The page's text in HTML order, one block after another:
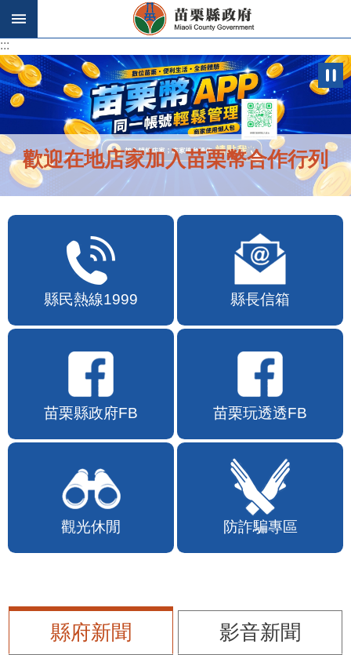
跳到主要內容區塊
:::
:::
歡迎在地店家加入苗栗幣合作行列
縣民熱線1999 縣長信箱
苗栗縣政府FB 苗栗玩透透FB
觀光休閒 防詐騙專區
縣府新聞
影音新聞